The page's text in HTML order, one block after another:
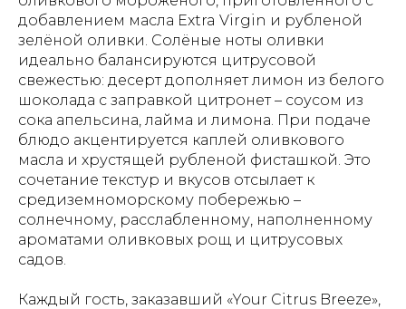
добавлением масла Extra Virgin и рубленой
зелёной оливки. Солёные ноты оливки
идеально балансируются цитрусовой
свежестью: десерт дополняет лимон из белого
шоколада с заправкой цитронет – соусом из
сока апельсина, лайма и лимона. При подаче
блюдо акцентируется каплей оливкового
масла и хрустящей рубленой фисташкой. Это
сочетание текстур и вкусов отсылает к
средиземноморскому побережью –
солнечному, расслабленному, наполненному
ароматами оливковых рощ и цитрусовых
садов.
Каждый гость, заказавший «Your Citrus Breeze»,